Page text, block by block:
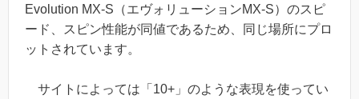
Evolution MX-S（エヴォリューションMX-S）のスピ
ード、スピン性能が同値であるため、同じ場所にプロ
ットされています。
サイトによっては「10+」のような表現を使ってい